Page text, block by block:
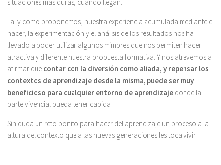
situaciones más duras, cuando llegan.
Tal y como proponemos, nuestra experiencia acumulada mediante el
hacer, la experimentación y el análisis de los resultados nos ha
llevado a poder utilizar algunos mimbres que nos permiten hacer
atractiva y diferente nuestra propuesta formativa. Y nos atrevemos a
afirmar que contar con la diversión como aliada, y repensar los
contextos de aprendizaje desde la misma, puede ser muy
beneficioso para cualquier entorno de aprendizaje donde la
parte vivencial pueda tener cabida.
Sin duda un reto bonito para hacer del aprendizaje un proceso a la
altura del contexto que a las nuevas generaciones les toca vivir.